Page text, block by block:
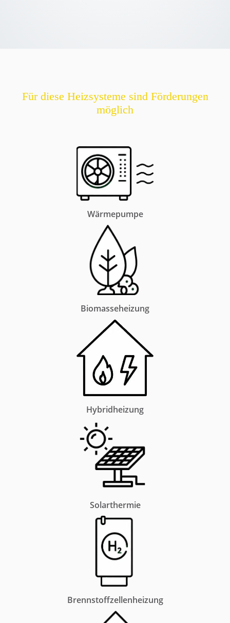
Für diese Heizsysteme sind Förderungen
möglich
Wärmepumpe
Biomasseheizung
Hybridheizung
Solarthermie
Brennstoffzellenheizung